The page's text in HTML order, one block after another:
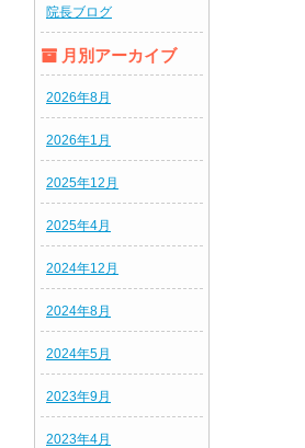
院長ブログ
月別アーカイブ
2026年8月
2026年1月
2025年12月
2025年4月
2024年12月
2024年8月
2024年5月
2023年9月
2023年4月